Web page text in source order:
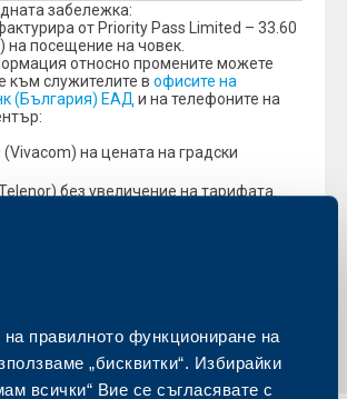
на правилното функциониране на
„бисквитки“. Избирайки
всички“ Вие се съгласявате с
забележка:
от Priority Pass Limited – 33.60
на посещение на човек.
относно промените можете
към служителите в офисите на
(България) ЕАД и на телефоните на
на цената на градски
без увеличение на тарифата.
всички промени